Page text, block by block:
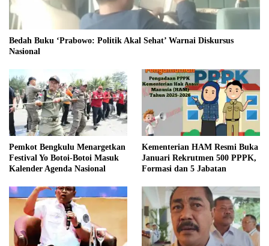
Bedah Buku ‘Prabowo: Politik Akal Sehat’ Warnai Diskursus
Nasional
Pemkot Bengkulu Menargetkan
Festival Yo Botoi-Botoi Masuk
Kalender Agenda Nasional
Kementerian HAM Resmi Buka
Januari Rekrutmen 500 PPPK,
Formasi dan 5 Jabatan